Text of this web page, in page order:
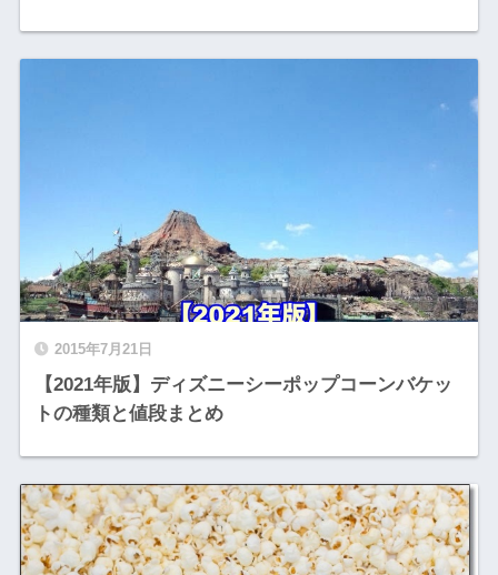
2015年7月21日
【2021年版】ディズニーシーポップコーンバケッ
トの種類と値段まとめ